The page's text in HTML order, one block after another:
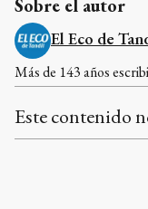
Sobre el autor
El Eco de
Más de 143 años
Este contenido